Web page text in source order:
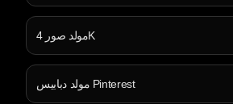
مولد صور 4K
مولد دبابيس Pinterest